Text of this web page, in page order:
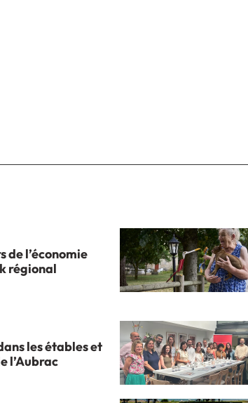
de l’économie
régional
les étables et
l’Aubrac